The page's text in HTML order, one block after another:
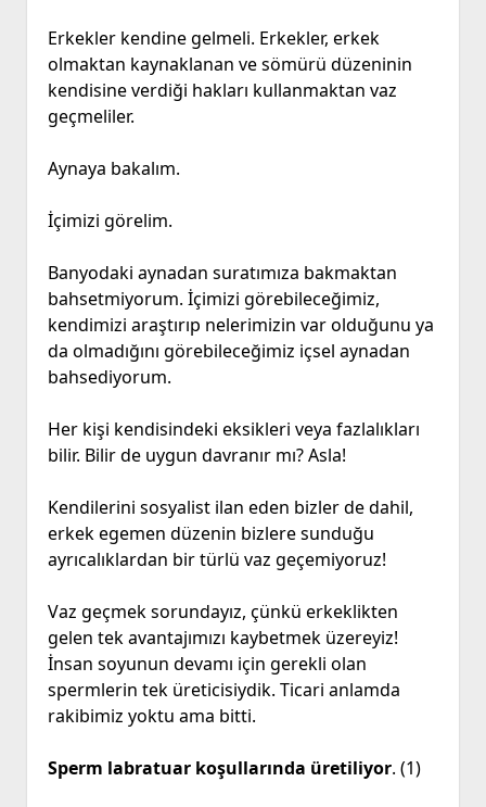
Erkekler kendine gelmeli. Erkekler, erkek
olmaktan kaynaklanan ve sömürü düzeninin
kendisine verdiği hakları kullanmaktan vaz
geçmeliler.
Aynaya bakalım.
İçimizi görelim.
Banyodaki aynadan suratımıza bakmaktan
bahsetmiyorum. İçimizi görebileceğimiz,
kendimizi araştırıp nelerimizin var olduğunu ya
da olmadığını görebileceğimiz içsel aynadan
bahsediyorum.
Her kişi kendisindeki eksikleri veya fazlalıkları
bilir. Bilir de uygun davranır mı? Asla!
Kendilerini sosyalist ilan eden bizler de dahil,
erkek egemen düzenin bizlere sunduğu
ayrıcalıklardan bir türlü vaz geçemiyoruz!
Vaz geçmek sorundayız, çünkü erkeklikten
gelen tek avantajımızı kaybetmek üzereyiz!
İnsan soyunun devamı için gerekli olan
spermlerin tek üreticisiydik. Ticari anlamda
rakibimiz yoktu ama bitti.
Sperm labratuar koşullarında üretiliyor. (1)